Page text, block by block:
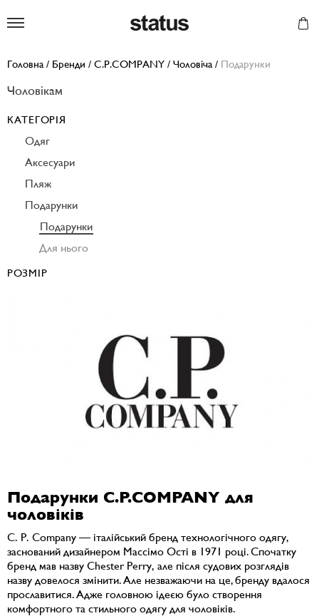
Головна / Бренди / C.P.COMPANY / Чоловіча / Подарунки
Подарунки C.P.COMPANY для
чоловіків
C. P. Company — італійський бренд технологічного одягу,
заснований дизайнером Массімо Ості в 1971 році. Спочатку
бренд мав назву Chester Perry, але після судових розглядів
назву довелося змінити. Але незважаючи на це, бренду вдалося
прославитися. Адже головною ідеєю було створення
комфортного та стильного одягу для чоловіків.
Чоловікам
КАТЕГОРІЯ
Одяг
Аксесуари
Пляж
Подарунки
Подарунки
Для нього
РОЗМІР